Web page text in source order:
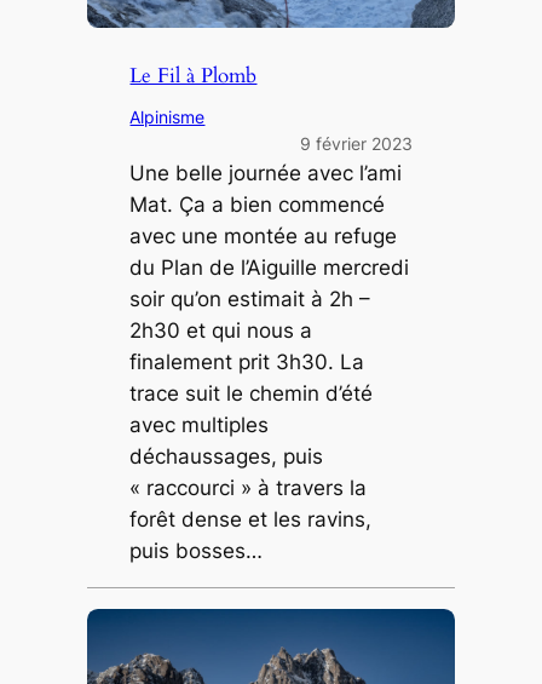
Le Fil à Plomb
Alpinisme
9 février 2023
Une belle journée avec l’ami
Mat. Ça a bien commencé
avec une montée au refuge
du Plan de l’Aiguille mercredi
soir qu’on estimait à 2h –
2h30 et qui nous a
finalement prit 3h30. La
trace suit le chemin d’été
avec multiples
déchaussages, puis
« raccourci » à travers la
forêt dense et les ravins,
puis bosses…